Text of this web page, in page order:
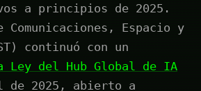
a principios de 2025.
Comunicaciones, Espacio y
continuó con un
Ley del Hub Global de IA
2025, abierto a